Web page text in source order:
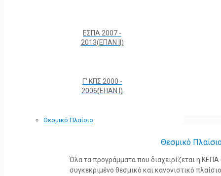
ΕΣΠΑ 2007 -
2013(ΕΠΑΝ ΙΙ)
Γ' ΚΠΣ 2000 -
2006(ΕΠΑΝ Ι)
Θεσμικό Πλαίσιο
Θεσμικό
Όλα τα προγράμματα που διαχειρίζεται η
συγκεκριμένο θεσμικό και κανονιστικό